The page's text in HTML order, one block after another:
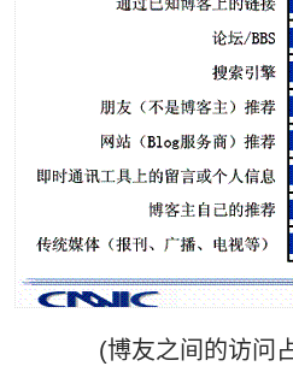
(博友之间的访问